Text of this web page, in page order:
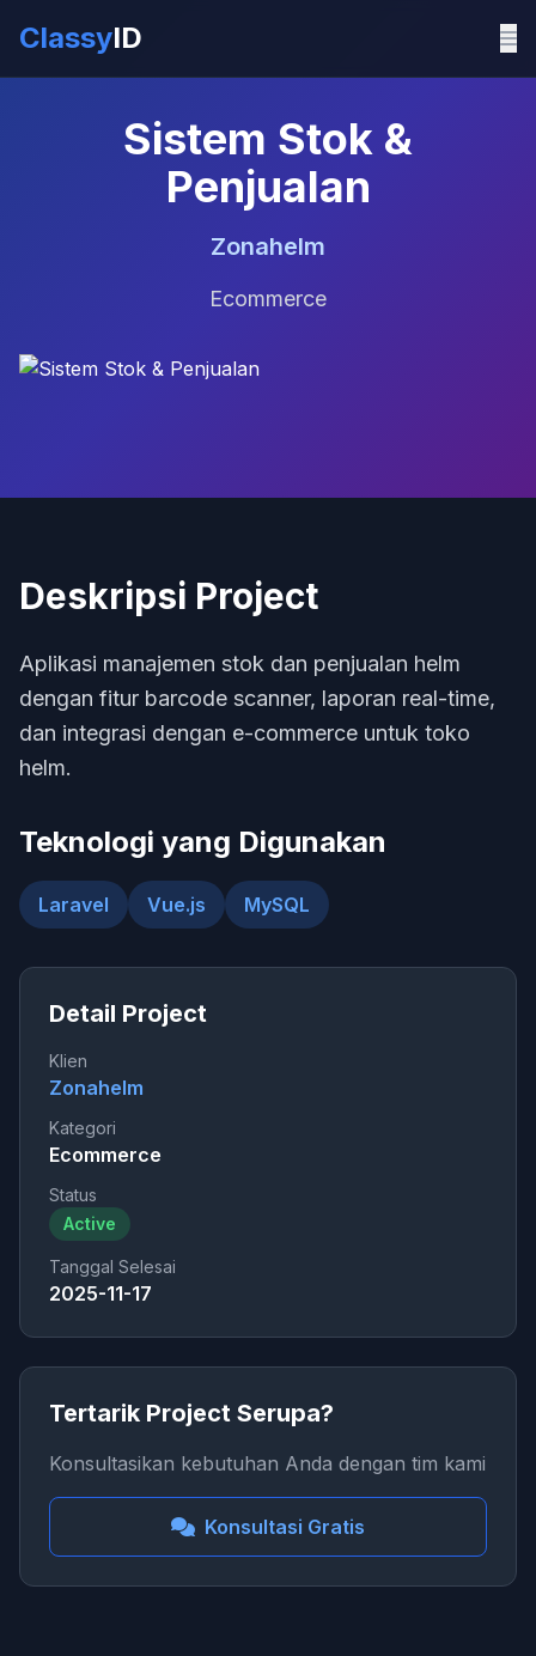
ClassyID
Sistem Stok &
Penjualan
Zonahelm
Ecommerce
Deskripsi Project
Aplikasi manajemen stok dan penjualan helm
dengan fitur barcode scanner, laporan real-time,
dan integrasi dengan e-commerce untuk toko
helm.
Teknologi yang Digunakan
Laravel Vue.js MySQL
Detail Project
Klien
Zonahelm
Kategori
Ecommerce
Status
Active
Tanggal Selesai
2025-11-17
Tertarik Project Serupa?
Konsultasikan kebutuhan Anda dengan tim kami
Konsultasi Gratis